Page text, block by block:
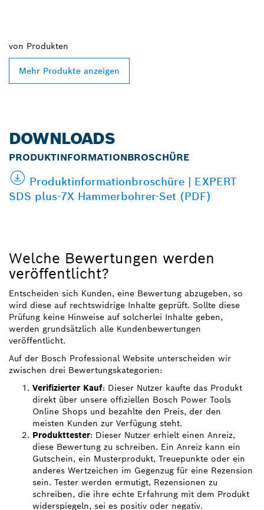
von Produkten
Mehr Produkte anzeigen
DOWNLOADS
PRODUKTINFORMATIONBROSCHÜRE
Produktinformationbroschüre | EXPERT
SDS plus-7X Hammerbohrer-Set (PDF)
Welche Bewertungen werden
veröffentlicht?
Entscheiden sich Kunden, eine Bewertung abzugeben, so
wird diese auf rechtswidrige Inhalte geprüft. Sollte diese
Prüfung keine Hinweise auf solcherlei Inhalte geben,
werden grundsätzlich alle Kundenbewertungen
veröffentlicht.
Auf der Bosch Professional Website unterscheiden wir
zwischen drei Bewertungskategorien:
Verifizierter Kauf: Dieser Nutzer kaufte das Produkt
direkt über unsere offiziellen Bosch Power Tools
Online Shops und bezahlte den Preis, der den
meisten Kunden zur Verfügung steht.
Produkttester: Dieser Nutzer erhielt einen Anreiz,
diese Bewertung zu schreiben. Ein Anreiz kann ein
Gutschein, ein Musterprodukt, Treuepunkte oder ein
anderes Wertzeichen im Gegenzug für eine Rezension
sein. Tester werden ermutigt, Rezensionen zu
schreiben, die ihre echte Erfahrung mit dem Produkt
widerspiegeln, sei es positiv oder negativ.